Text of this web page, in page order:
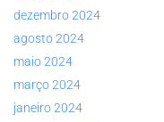
dezembro 2024
agosto 2024
maio 2024
março 2024
janeiro 2024